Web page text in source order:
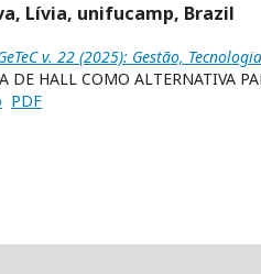
Lívia, unifucamp, Brazil
v. 22 (2025): Gestão,
DE HALL COMO ALTERNATIVA
PDF